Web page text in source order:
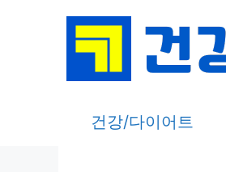
건강/다이어트